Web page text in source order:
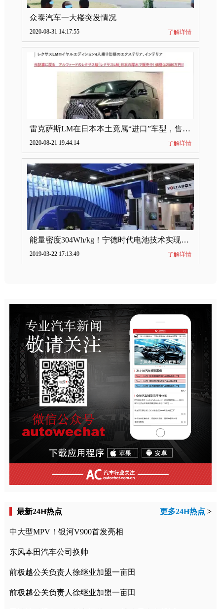
众泰汽车一大楼突发情况
2020-08-31 14:17:55 了解详情
雷克萨斯LM在日本本土竟属“进口”车型，售价2580万日元
2020-08-21 19:44:14 了解详情
能量密度304Wh/kg！宁德时代电池技术实现突破
2019-03-22 17:13:49 了解详情
最新24H热点 更多24H热点 >
中大型MPV！银河V900首发亮相
东风本田汽车公司换帅
前极越公关负责人徐继业加盟一亩田
前极越公关负责人徐继业加盟一亩田